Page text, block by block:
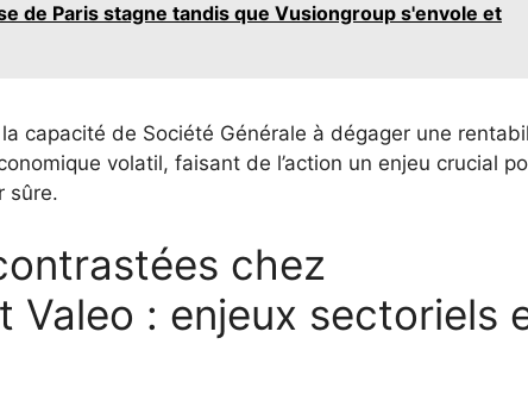
de Paris stagne tandis que Vusiongroup s'envole et
capacité de Société Générale à dégager une
volatil, faisant de l’action un enjeu crucial
sûre.
chez
Valeo : enjeux sectoriels